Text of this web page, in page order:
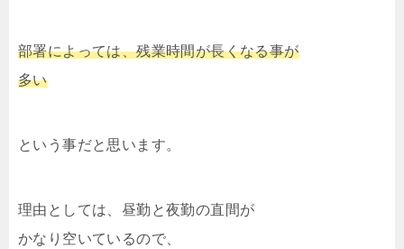
部署によっては、残業時間が長くなる事が
多い
という事だと思います。
理由としては、昼勤と夜勤の直間が
かなり空いているので、